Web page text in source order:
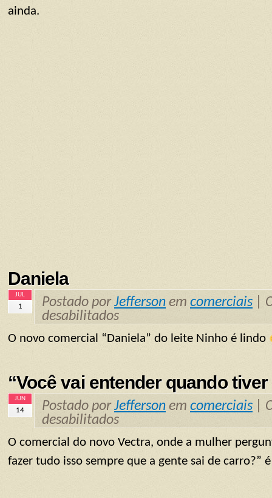
ainda.
Daniela
JUL
1 Postado porJefferson em comerciais
desabilitados
O novo comercial “Daniela” do leite Ninho é lindo
“Você vai entender quando tiver
JUN
14 Postado porJefferson em comerciais
desabilitados
O comercial do novo Vectra, onde a mulher
fazer tudo isso sempre que a gente sai de carro?”